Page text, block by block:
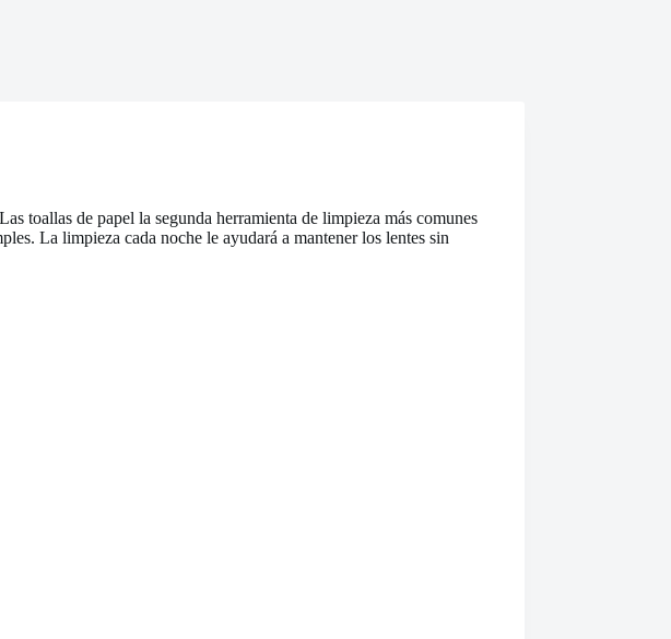
toallas de papel la segunda herramienta de limpieza más comunes
La limpieza cada noche le ayudará a mantener los lentes sin